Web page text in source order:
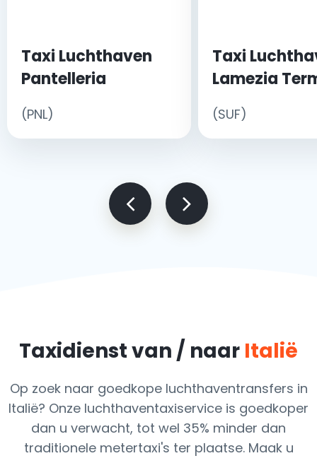
Taxi Luchthaven
Pantelleria
(PNL)
Taxi
Lamezia
(SUF)
Taxidienst van / naar Italië
Op zoek naar goedkope luchthaventransfers in
Italië? Onze luchthaventaxiservice is goedkoper
dan u verwacht, tot wel 35% minder dan
traditionele metertaxi's ter plaatse. Maak u